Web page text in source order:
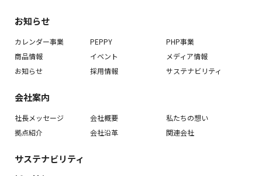
お知らせ
カレンダー事業 PEPPY
PHP事業
商品情報
イベント
メディア情報
お知らせ
採用情報 サステナビリティ
会社案内
社長メッセージ 会社概要
私たちの想い
拠点紹介
会社沿革 関連会社
サステナビリティ